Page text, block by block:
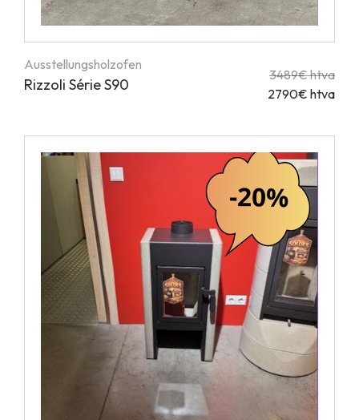
Ausstellungsholzofen
Rizzoli Série S90
3489€ htva
2790€ htva